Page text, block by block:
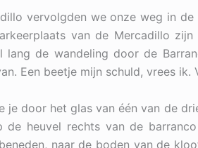
vervolgden we onze weg in
van de Mercadillo
lang de wandeling door de
Een beetje mijn schuld, vrees ik.
je door het glas van één van de
de heuvel rechts van de
naar de boden van de